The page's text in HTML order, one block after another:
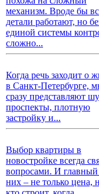
механизм. Вроде бы
детали работают, но
единой системы
сложно...
Когда речь заходит о
в Санкт-Петербурге,
сразу представляют
проспекты, плотную
застройку и...
Выбор квартиры в
новостройке всегда
вопросами. И главный
них – не только цена,